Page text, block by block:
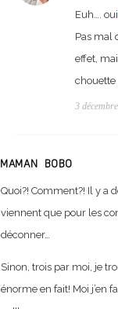
Euh…. oui
Pas mal
effet,
chouette
3
MAMAN BOBO
Quoi?! Comment?! Il y a
viennent que pour les
déconner…
Sinon, trois par moi, je
énorme en fait! Moi j’en